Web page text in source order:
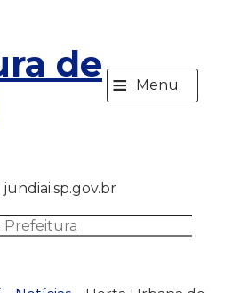
de ≡ Menu